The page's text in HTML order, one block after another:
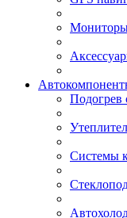
Подогрев
Системы